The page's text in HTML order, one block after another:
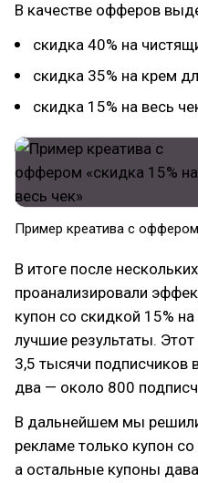
В качестве офферов
скидка 40% на
скидка 35% на крем
скидка 15% на весь
Пример креатива с
В итоге после
проанализировали
купон со скидкой 15%
лучшие результаты.
3,5 тысячи подписчиков
два — около 800
В дальнейшем мы
рекламе только купон
а остальные купоны